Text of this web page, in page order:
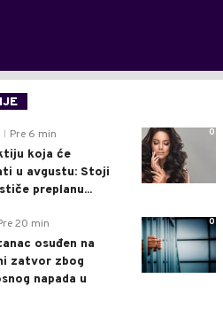
0
Pre 6 min
koja će
u avgustu: Stoji
preplanu...
0
20 min
osuđen na
zatvor zbog
napada u